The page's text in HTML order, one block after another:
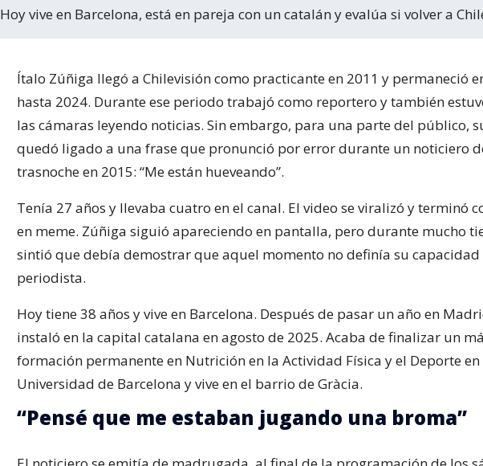
Hoy vive en Barcelona, está en pareja con un catalán y evalúa si volver a
Ítalo Zúñiga llegó a Chilevisión como practicante en 2011 y permaneció
hasta 2024. Durante ese periodo trabajó como reportero y también
las cámaras leyendo noticias. Sin embargo, para una parte del público,
quedó ligado a una frase que pronunció por error durante un noticiero
trasnoche en 2015: “Me están hueveando”.
Tenía 27 años y llevaba cuatro en el canal. El video se viralizó y terminó
en meme. Zúñiga siguió apareciendo en pantalla, pero durante mucho
sintió que debía demostrar que aquel momento no definía su capacidad
periodista.
Hoy tiene 38 años y vive en Barcelona. Después de pasar un año en
instaló en la capital catalana en agosto de 2025. Acaba de finalizar un
formación permanente en Nutrición en la Actividad Física y el Deporte en
Universidad de Barcelona y vive en el barrio de Gràcia.
“Pensé que me estaban jugando una broma”